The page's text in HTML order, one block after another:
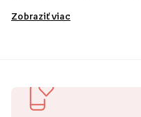
fotografického papiera, z
ľubovoľne vybrať. Naše
Zobraziť viac